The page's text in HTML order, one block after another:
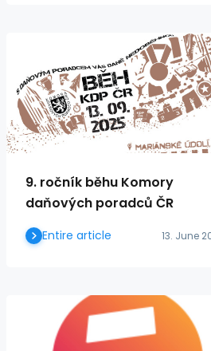
9. ročník běhu Komory
daňových poradců ČR
13. June
Entire article